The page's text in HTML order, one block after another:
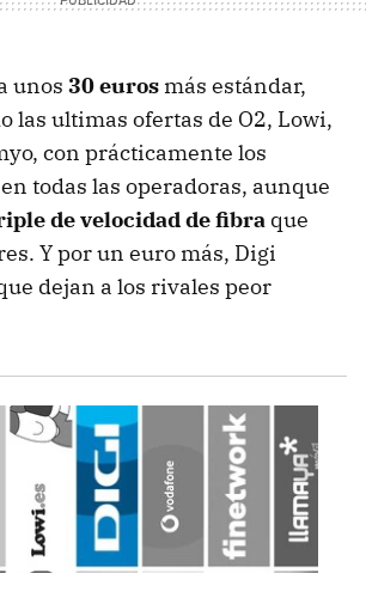
unos 30 euros más estándar,
las ultimas ofertas de O2, Lowi,
con prácticamente los
todas las operadoras, aunque
de velocidad de fibra que
Y por un euro más, Digi
dejan a los rivales peor